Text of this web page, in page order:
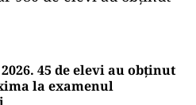
45 de elevi au obținut
la examenul